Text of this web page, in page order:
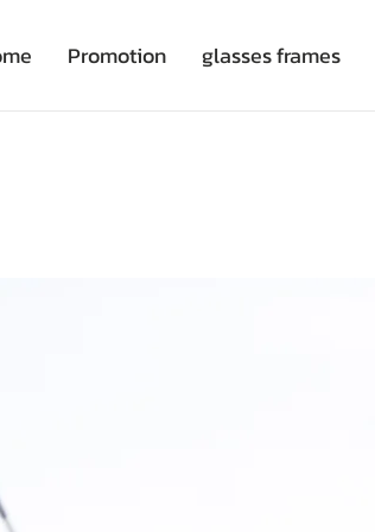
Promotion glasses frames